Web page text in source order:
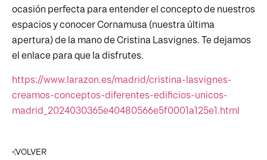
ocasión perfecta para entender el concepto de nuestros
espacios y conocer Cornamusa (nuestra última
apertura) de la mano de Cristina Lasvignes. Te dejamos
el enlace para que la disfrutes.
https://www.larazon.es/madrid/cristina-lasvignes-
creamos-conceptos-diferentes-edificios-unicos-
madrid_2024030365e40480566e5f0001a125e1.html
VOLVER